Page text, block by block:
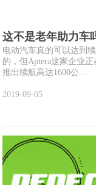
这不是老年助力车
电动汽车真的可以达到
的，但Aptera这家企业
推出续航高达1600公...
2019-09-05